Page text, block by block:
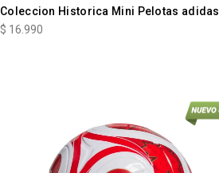
Coleccion Historica Mini Pelotas adidas
$ 16.990